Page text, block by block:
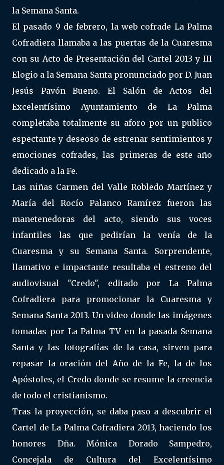
la Semana Santa.
El pasado 9 de febrero, la web cofrade La Palma
Cofradiera llamaba a las puertas de la Cuaresma
con su Acto de Presentación del Cartel 2013 y III
Elogio a la Semana Santa pronunciado por D. Juan
Jesús Pavón Bueno. El Salón de Actos del
Excelentísimo Ayuntamiento de La Palma
completaba totalmente su aforo por un publico
espectante y deseoso de estrenar sentimientos y
emociones cofrades, las primeras de este año
dedicado a la Fe.
Las niñas Carmen del Valle Robledo Martínez y
María del Rocío Palanco Ramírez fueron las
manetenedoras del acto, siendo sus voces
infantiles las que pedirían la venía de la
Cuaresma y su Semana Santa. Sorprendente,
llamativo e impactante resultaba el estreno del
audiovisual "Credo", editado por La Palma
Cofradiera para promocionar la Cuaresma y
Semana Santa 2013. Un video donde las imágenes
tomadas por La Palma TV en la pasada Semana
Santa y las fotografías de la casa, sirven para
repasar la oración del Año de la Fe, la de los
Apóstoles, el Credo donde se resume la creencia
de todo el cristianismo.
Tras la proyección, se daba paso a descubrir el
Cartel de La Palma Cofradiera 2013, haciendo los
honores Dña. Mónica Dorado Sampedro,
Concejala de Cultura del Excelentísimo